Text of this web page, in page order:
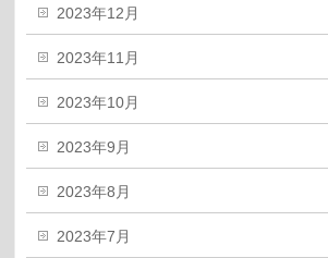
2023年12月
2023年11月
2023年10月
2023年9月
2023年8月
2023年7月